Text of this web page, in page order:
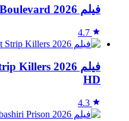
فيلم Boulevard 2026 مترجم كامل HD
4.7
HD
4.3